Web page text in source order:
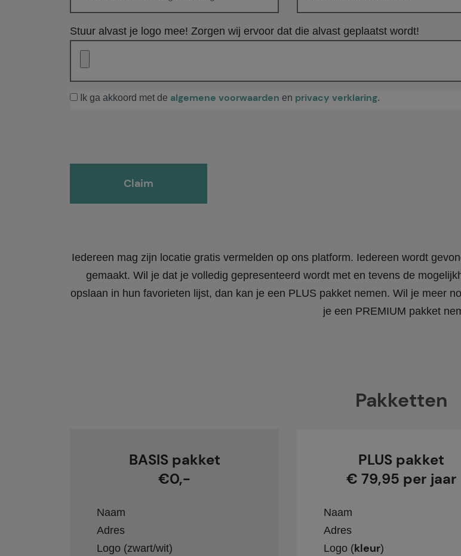
Stuur alvast je logo mee! Zorgen wij ervoor dat die alvast geplaatst wordt!
Ik ga akkoord met de algemene voorwaarden en privacy verklaring.
Iedereen mag zijn locatie gratis vermelden op ons platform. Iedereen wordt
gemaakt. Wil je dat je volledig gepresenteerd wordt met en tevens de
opslaan in hun favorieten lijst, dan kan je een PLUS pakket nemen. Wil je meer
je een PREMIUM pakket
Pakketten
BASIS pakket
€0,-
Naam
Adres
Logo (zwart/wit)
PLUS pakket
€ 79,95 per jaar
Naam
Adres
Logo (kleur)